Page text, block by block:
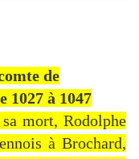
de
1027 à 1047
mort, Rodolphe
à Brochard,